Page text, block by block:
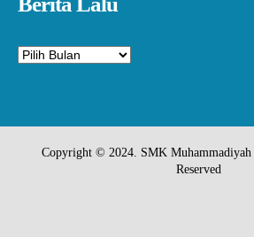
Arsip
Copyright © 2024. SMK Muhammadiyah
Reserved